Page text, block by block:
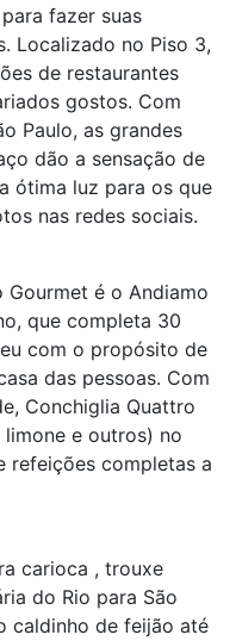
fazer suas
Localizado no Piso 3,
de restaurantes
gostos. Com
Paulo, as grandes
dão a sensação de
ótima luz para os que
nas redes sociais.
Gourmet é o Andiamo
que completa 30
com o propósito de
das pessoas. Com
Conchiglia Quattro
limone e outros) no
refeições completas a
carioca , trouxe
do Rio para São
caldinho de feijão até